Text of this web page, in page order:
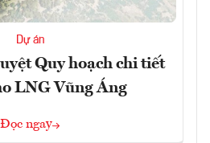
Dự án
Quy hoạch chi tiết
LNG Vũng Áng
Đọc ngay